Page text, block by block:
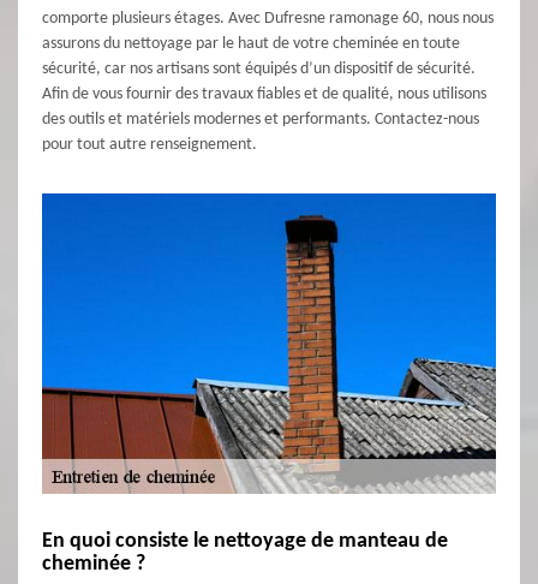
comporte plusieurs étages. Avec Dufresne ramonage 60, nous nous
assurons du nettoyage par le haut de votre cheminée en toute
sécurité, car nos artisans sont équipés d’un dispositif de sécurité.
Afin de vous fournir des travaux fiables et de qualité, nous utilisons
des outils et matériels modernes et performants. Contactez-nous
pour tout autre renseignement.
En quoi consiste le nettoyage de manteau de
cheminée ?